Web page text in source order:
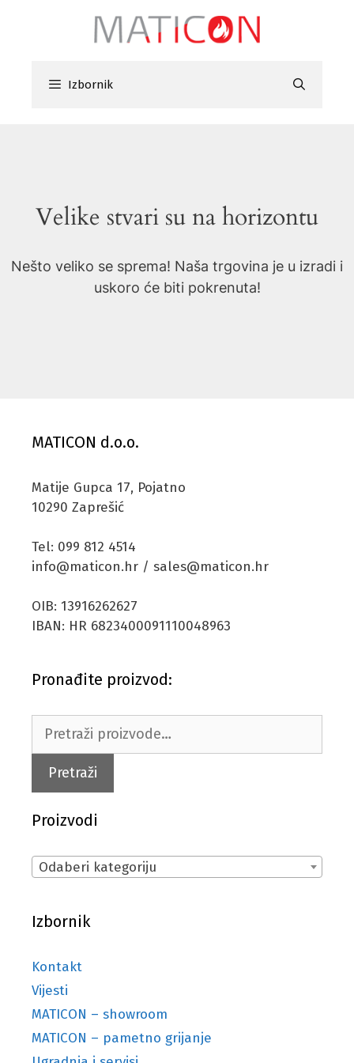
Izbornik
Velike stvari su na horizontu
Nešto veliko se sprema! Naša trgovina je u izradi i
uskoro će biti pokrenuta!
MATICON d.o.o.
Matije Gupca 17, Pojatno
10290 Zaprešić
Tel: 099 812 4514
info@maticon.hr / sales@maticon.hr
OIB: 13916262627
IBAN: HR 6823400091110048963
Pronađite proizvod:
Pretraži
Proizvodi
Odaberi kategoriju
Izbornik
Kontakt
Vijesti
MATICON – showroom
MATICON – pametno grijanje